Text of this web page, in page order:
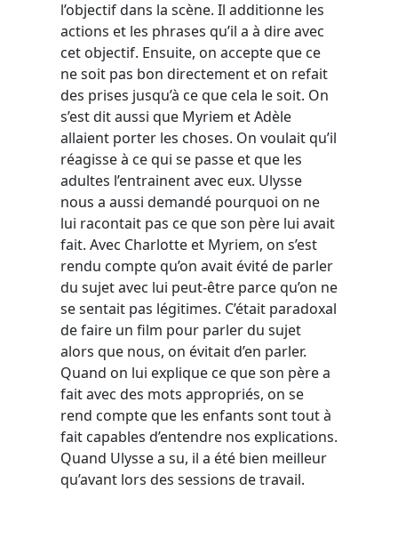
l’objectif dans la scène. Il additionne les
actions et les phrases qu’il a à dire avec
cet objectif. Ensuite, on accepte que ce
ne soit pas bon directement et on refait
des prises jusqu’à ce que cela le soit. On
s’est dit aussi que Myriem et Adèle
allaient porter les choses. On voulait qu’il
réagisse à ce qui se passe et que les
adultes l’entrainent avec eux. Ulysse
nous a aussi demandé pourquoi on ne
lui racontait pas ce que son père lui avait
fait. Avec Charlotte et Myriem, on s’est
rendu compte qu’on avait évité de parler
du sujet avec lui peut-être parce qu’on ne
se sentait pas légitimes. C’était paradoxal
de faire un film pour parler du sujet
alors que nous, on évitait d’en parler.
Quand on lui explique ce que son père a
fait avec des mots appropriés, on se
rend compte que les enfants sont tout à
fait capables d’entendre nos explications.
Quand Ulysse a su, il a été bien meilleur
qu’avant lors des sessions de travail.